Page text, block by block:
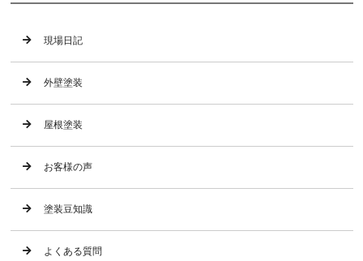
現場日記
外壁塗装
屋根塗装
お客様の声
塗装豆知識
よくある質問